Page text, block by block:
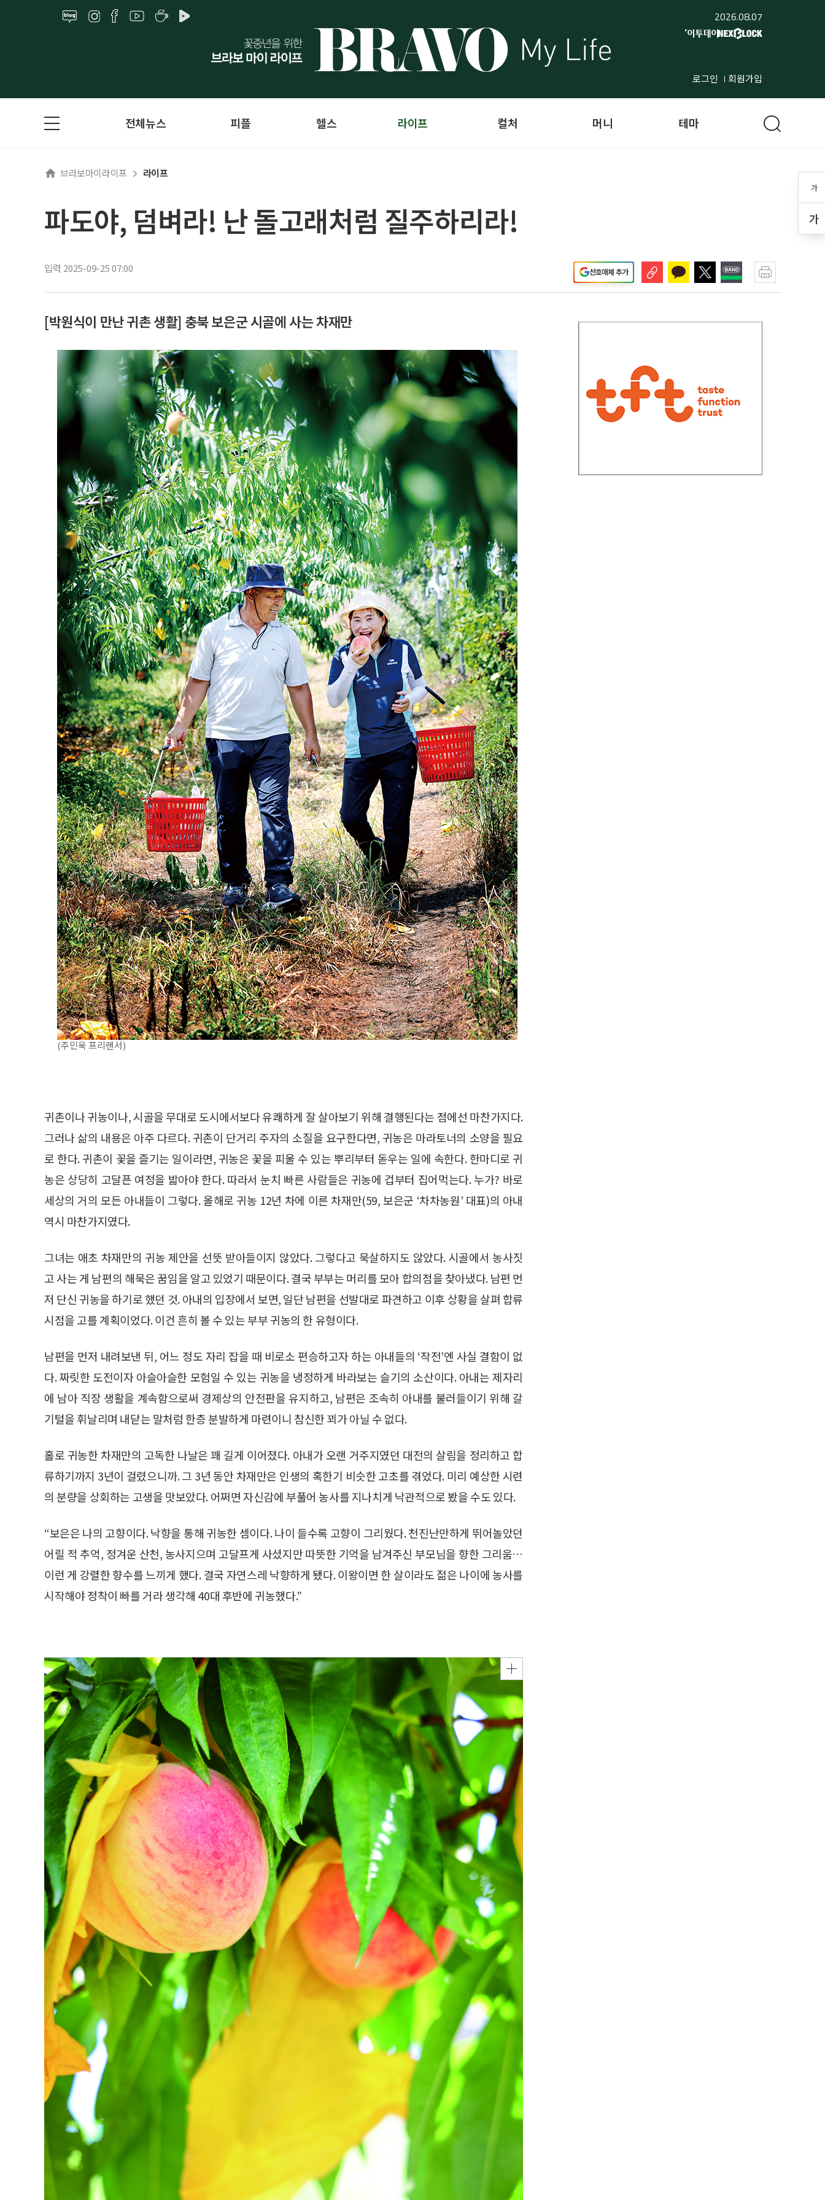
2026.08.07
로그인 회원가입
가
가
전체뉴스 피플 헬스 라이프 컬처 머니 테마
브라보마이라이프 라이프
파도야, 덤벼라! 난 돌고래처럼 질주하리라!
입력 2025-09-25 07:00 선호매체 추가
[박원식이 만난 귀촌 생활] 충북 보은군 시골에 사는 차재만
(주민욱 프리랜서)
귀촌이나 귀농이나, 시골을 무대로 도시에서보다 유쾌하게 잘 살아보기 위해 결행된다는 점에선 마찬가지다.
그러나 삶의 내용은 아주 다르다. 귀촌이 단거리 주자의 소질을 요구한다면, 귀농은 마라토너의 소양을 필요
로 한다. 귀촌이 꽃을 즐기는 일이라면, 귀농은 꽃을 피울 수 있는 뿌리부터 돋우는 일에 속한다. 한마디로 귀
농은 상당히 고달픈 여정을 밟아야 한다. 따라서 눈치 빠른 사람들은 귀농에 겁부터 집어먹는다. 누가? 바로
세상의 거의 모든 아내들이 그렇다. 올해로 귀농 12년 차에 이른 차재만(59, 보은군 ‘차차농원’ 대표)의 아내
역시 마찬가지였다.
그녀는 애초 차재만의 귀농 제안을 선뜻 받아들이지 않았다. 그렇다고 묵살하지도 않았다. 시골에서 농사짓
고 사는 게 남편의 해묵은 꿈임을 알고 있었기 때문이다. 결국 부부는 머리를 모아 합의점을 찾아냈다. 남편 먼
저 단신 귀농을 하기로 했던 것. 아내의 입장에서 보면, 일단 남편을 선발대로 파견하고 이후 상황을 살펴 합류
시점을 고를 계획이었다. 이건 흔히 볼 수 있는 부부 귀농의 한 유형이다.
남편을 먼저 내려보낸 뒤, 어느 정도 자리 잡을 때 비로소 편승하고자 하는 아내들의 ‘작전’엔 사실 결함이 없
다. 짜릿한 도전이자 아슬아슬한 모험일 수 있는 귀농을 냉정하게 바라보는 슬기의 소산이다. 아내는 제자리
에 남아 직장 생활을 계속함으로써 경제상의 안전판을 유지하고, 남편은 조속히 아내를 불러들이기 위해 갈
기털을 휘날리며 내닫는 말처럼 한층 분발하게 마련이니 참신한 꾀가 아닐 수 없다.
홀로 귀농한 차재만의 고독한 나날은 꽤 길게 이어졌다. 아내가 오랜 거주지였던 대전의 살림을 정리하고 합
류하기까지 3년이 걸렸으니까. 그 3년 동안 차재만은 인생의 혹한기 비슷한 고초를 겪었다. 미리 예상한 시련
의 분량을 상회하는 고생을 맛보았다. 어쩌면 자신감에 부풀어 농사를 지나치게 낙관적으로 봤을 수도 있다.
“보은은 나의 고향이다. 낙향을 통해 귀농한 셈이다. 나이 들수록 고향이 그리웠다. 천진난만하게 뛰어놀았던
어릴 적 추억, 정겨운 산천, 농사지으며 고달프게 사셨지만 따뜻한 기억을 남겨주신 부모님을 향한 그리움…
이런 게 강렬한 향수를 느끼게 했다. 결국 자연스레 낙향하게 됐다. 이왕이면 한 살이라도 젊은 나이에 농사를
시작해야 정착이 빠를 거라 생각해 40대 후반에 귀농했다.”